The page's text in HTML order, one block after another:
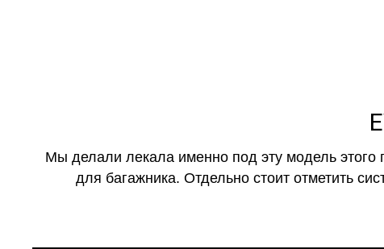
Мы делали лекала именно под эту модель этого
для багажника. Отдельно стоит отметить